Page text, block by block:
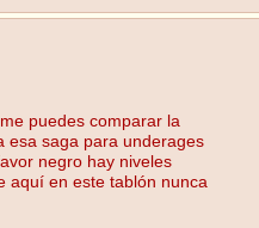
puedes comparar la
esa saga para underages
negro hay niveles
aquí en este tablón nunca